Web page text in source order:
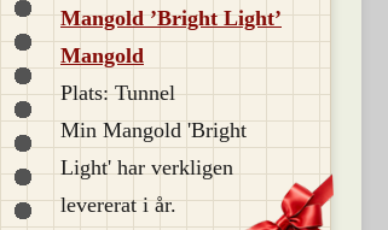
Mangold ’Bright Light’
Mangold
Plats: Tunnel
Min Mangold 'Bright
Light' har verkligen
levererat i år.